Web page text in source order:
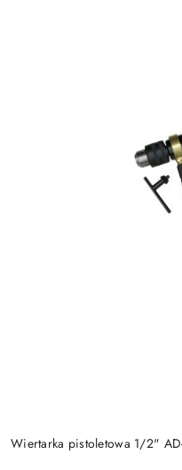
Wiertarka pistoletowa 1/2"